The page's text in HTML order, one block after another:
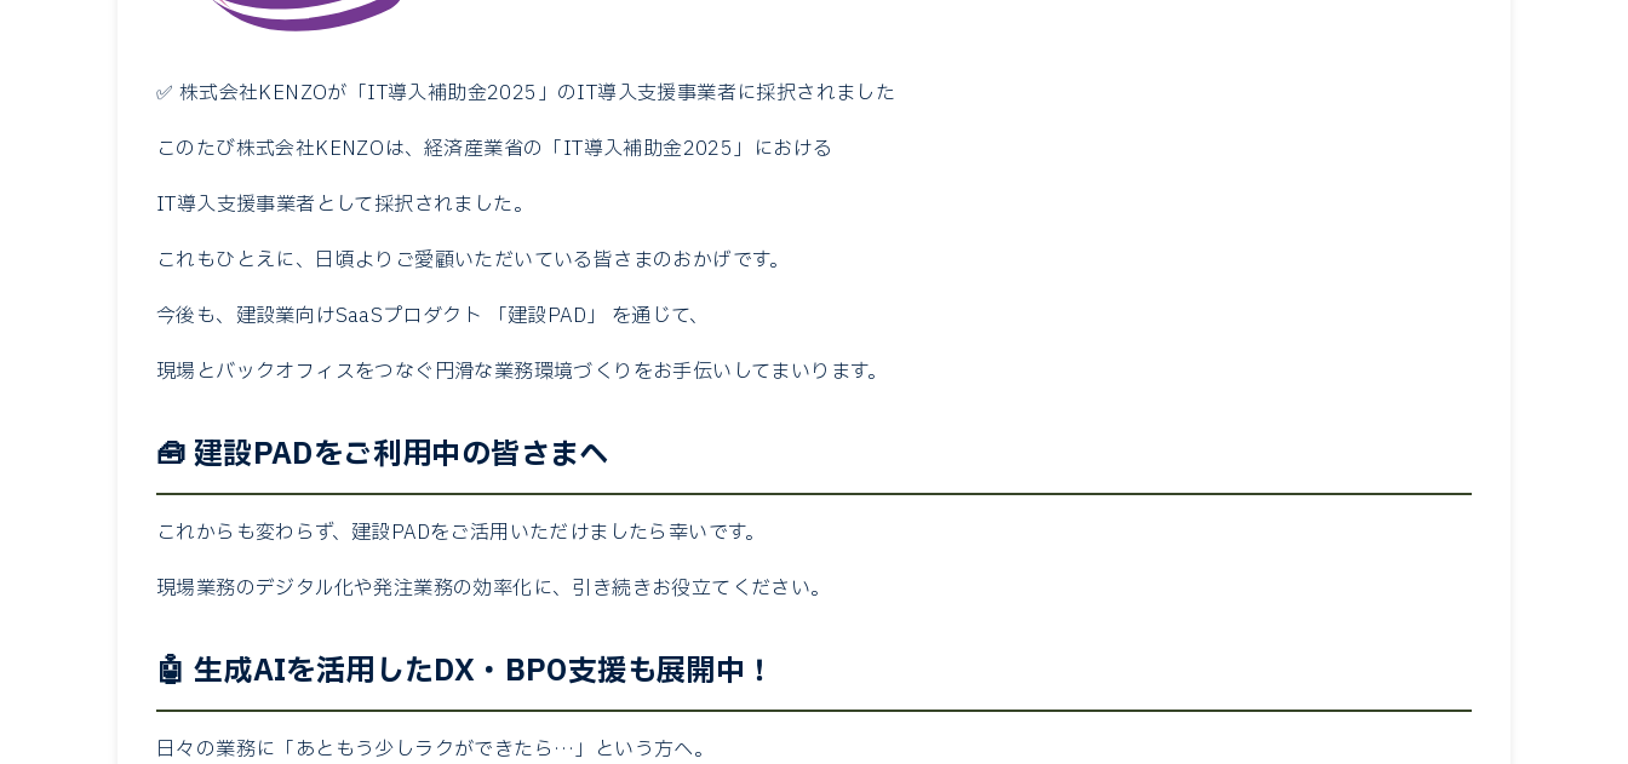
✅ 株式会社KENZOが「IT導入補助金2025」のIT導入支援事業者に採択されました
このたび株式会社KENZOは、経済産業省の「IT導入補助金2025」における
IT導入支援事業者として採択されました。
これもひとえに、日頃よりご愛顧いただいている皆さまのおかげです。
今後も、建設業向けSaaSプロダクト 「建設PAD」 を通じて、
現場とバックオフィスをつなぐ円滑な業務環境づくりをお手伝いしてまいります。
🧰 建設PADをご利用中の皆さまへ
これからも変わらず、建設PADをご活用いただけましたら幸いです。
現場業務のデジタル化や発注業務の効率化に、引き続きお役立てください。
🤖 生成AIを活用したDX・BPO支援も展開中！
日々の業務に「あともう少しラクができたら…」という方へ。